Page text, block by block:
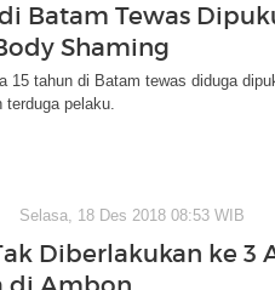
Batam Tewas
Shaming
15 tahun di Batam tewas diduga
terduga pelaku.
Selasa, 18 Des 2018 08:53 WIB
Diberlakukan ke 3